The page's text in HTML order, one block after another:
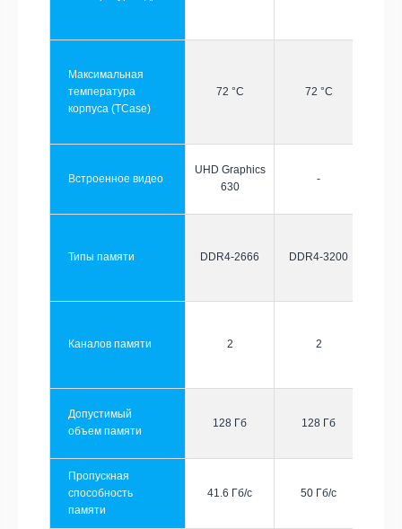
Максимальная
температура
корпуса (TCase)
72 °C 72 °C
Встроенное видео
UHD Graphics
630
-
Типы памяти DDR4-2666 DDR4-3200
Каналов памяти 2 2
Допустимый
объем памяти
128 Гб 128 Гб
Пропускная
способность
памяти
41.6 Гб/с 50 Гб/с